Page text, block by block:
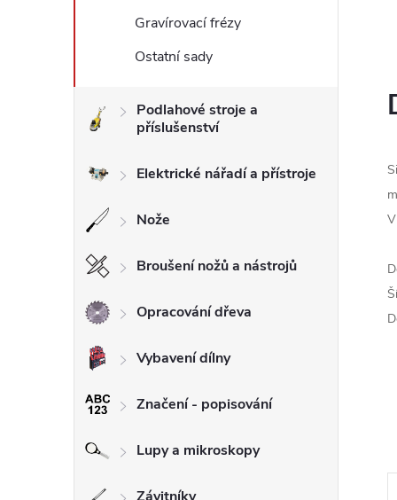
e
Gravírovací frézy
Ostatní sady
Podlahové stroje a
příslušenství
Elektrické nářadí a přístroje
Nože
Broušení nožů a nástrojů
Opracování dřeva
Vybavení dílny
Značení - popisování
Lupy a mikroskopy